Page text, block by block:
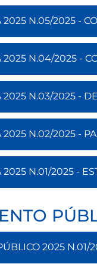
2025 N.05/2025 -
2025 N.04/2025 -
2025 N.03/2025 -
2025 N.02/2025 -
2025 N.01/2025 -
2025 N.01/